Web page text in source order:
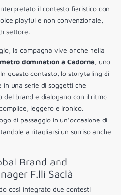
il contesto fieristico con
playful e non convenzionale,
settore.
la campagna vive anche nella
metro domination a Cadorna, uno
questo contesto, lo storytelling di
in una serie di soggetti che
del brand e dialogano con il ritmo
leggero e ironico.
di passaggio in un’occasione di
a ritagliarsi un sorriso anche
Brand and
F.lli Saclà
così integrato due contesti